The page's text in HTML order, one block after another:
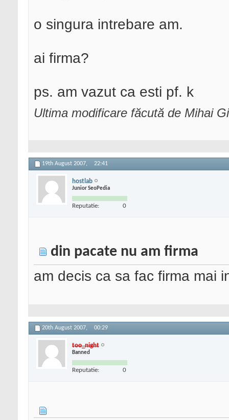
o singura intrebare am.
ai firma?
ps. am vazut ca esti pf. k
Ultima modificare făcută de Mihai
19th August 2007, 22:41
hostlab
Junior SeoPedia
Reputatie: 0
din pacate nu am firma
am decis ca sa fac firma mai
20th August 2007, 00:29
too_night
Banned
Reputatie: 0